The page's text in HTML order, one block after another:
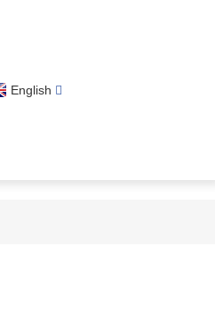
English